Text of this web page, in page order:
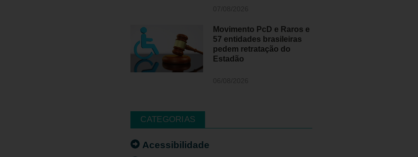
Movimento PcD e Raros e
57 entidades brasileiras
pedem retratação do
Estadão
CATEGORIAS
Acessibilidade